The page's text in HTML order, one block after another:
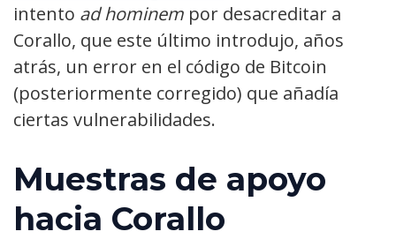
intento ad hominem por desacreditar a
Corallo, que este último introdujo, años
atrás, un error en el código de Bitcoin
(posteriormente corregido) que añadía
ciertas vulnerabilidades.
Muestras de apoyo
hacia Corallo